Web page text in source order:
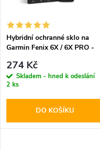
ů
Hybridní ochranné sklo na
Garmin Fenix 6X / 6X PRO -
274 Kč
Skladem - hned k odeslání
2 ks
DO KOŠÍKU